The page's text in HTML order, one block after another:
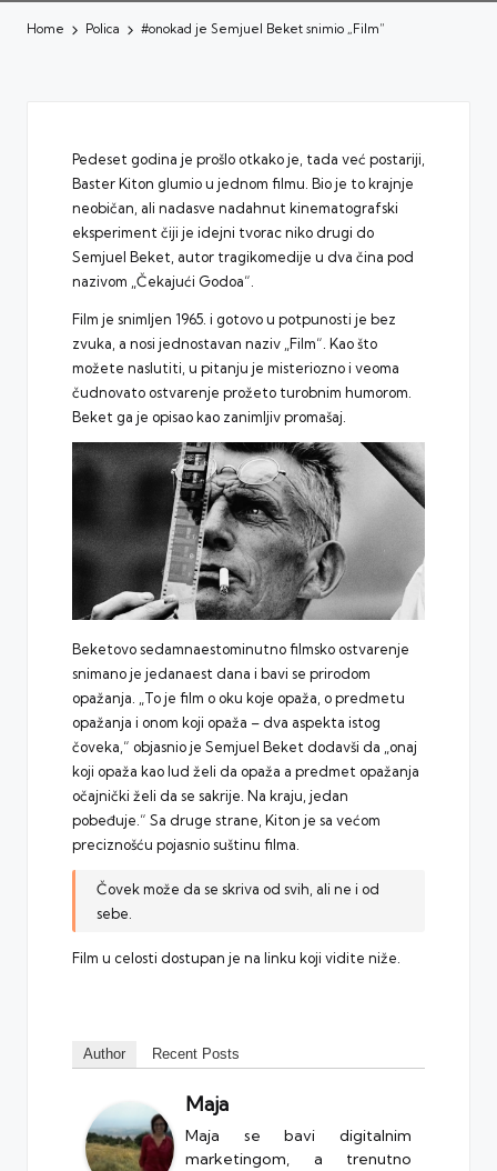
Home Polica #onokad je Semjuel Beket snimio „Film“
Pedeset godina je prošlo otkako je, tada već postariji,
Baster Kiton glumio u jednom filmu. Bio je to krajnje
neobičan, ali nadasve nadahnut kinematografski
eksperiment čiji je idejni tvorac niko drugi do
Semjuel Beket, autor tragikomedije u dva čina pod
nazivom „Čekajući Godoa“.
Film je snimljen 1965. i gotovo u potpunosti je bez
zvuka, a nosi jednostavan naziv „Film“. Kao što
možete naslutiti, u pitanju je misteriozno i veoma
čudnovato ostvarenje prožeto turobnim humorom.
Beket ga je opisao kao zanimljiv promašaj.
Beketovo sedamnaestominutno filmsko ostvarenje
snimano je jedanaest dana i bavi se prirodom
opažanja. „To je film o oku koje opaža, o predmetu
opažanja i onom koji opaža – dva aspekta istog
čoveka,“ objasnio je Semjuel Beket dodavši da „onaj
koji opaža kao lud želi da opaža a predmet opažanja
očajnički želi da se sakrije. Na kraju, jedan
pobeđuje.“ Sa druge strane, Kiton je sa većom
preciznošću pojasnio suštinu filma.
Čovek može da se skriva od svih, ali ne i od
sebe.
Film u celosti dostupan je na linku koji vidite niže.
Author Recent Posts
Maja
Maja se bavi digitalnim
marketingom, a trenutno